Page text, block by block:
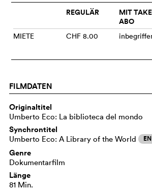
REGULÄR
MIT
ABO
MIETE CHF 8.00
FILMDATEN
Originaltitel
Umberto Eco: La biblioteca del mondo
Synchrontitel
Umberto Eco: A Library of the World EN
Genre
Dokumentarfilm
Länge
81 Min.